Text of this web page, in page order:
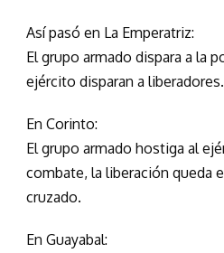
Así pasó en La Emperatriz:
El grupo armado dispara a la
ejército disparan a liberadores.
En Corinto:
El grupo armado hostiga al
combate, la liberación queda
cruzado.
En Guayabal: